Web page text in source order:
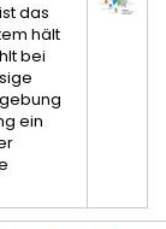
das
hält
bei
ein